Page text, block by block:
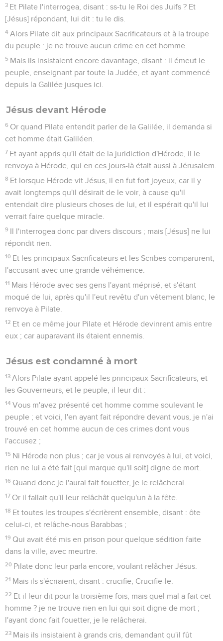
3 Et Pilate l'interrogea, disant : ss-tu le Roi des Juifs ? Et
[Jésus] répondant, lui dit : tu le dis.
4 Alors Pilate dit aux principaux Sacrificateurs et à la troupe
du peuple : je ne trouve aucun crime en cet homme.
5 Mais ils insistaient encore davantage, disant : il émeut le
peuple, enseignant par toute la Judée, et ayant commencé
depuis la Galilée jusques ici.
Jésus devant Hérode
6 Or quand Pilate entendit parler de la Galilée, il demanda si
cet homme était Galiléen.
7 Et ayant appris qu'il était de la juridiction d'Hérode, il le
renvoya à Hérode, qui en ces jours-là était aussi à Jérusalem.
8 Et lorsque Hérode vit Jésus, il en fut fort joyeux, car il y
avait longtemps qu'il désirait de le voir, à cause qu'il
entendait dire plusieurs choses de lui, et il espérait qu'il lui
verrait faire quelque miracle.
9 Il l'interrogea donc par divers discours ; mais [Jésus] ne lui
répondit rien.
10 Et les principaux Sacrificateurs et les Scribes comparurent,
l'accusant avec une grande véhémence.
11 Mais Hérode avec ses gens l'ayant méprisé, et s'étant
moqué de lui, après qu'il l'eut revêtu d'un vêtement blanc, le
renvoya à Pilate.
12 Et en ce même jour Pilate et Hérode devinrent amis entre
eux ; car auparavant ils étaient ennemis.
Jésus est condamné à mort
13 Alors Pilate ayant appelé les principaux Sacrificateurs, et
les Gouverneurs, et le peuple, il leur dit :
14 Vous m'avez présenté cet homme comme soulevant le
peuple ; et voici, l'en ayant fait répondre devant vous, je n'ai
trouvé en cet homme aucun de ces crimes dont vous
l'accusez ;
15 Ni Hérode non plus ; car je vous ai renvoyés à lui, et voici,
rien ne lui a été fait [qui marque qu'il soit] digne de mort.
16 Quand donc je l'aurai fait fouetter, je le relâcherai.
17 Or il fallait qu'il leur relâchât quelqu'un à la fête.
18 Et toutes les troupes s'écrièrent ensemble, disant : ôte
celui-ci, et relâche-nous Barabbas ;
19 Qui avait été mis en prison pour quelque sédition faite
dans la ville, avec meurtre.
20 Pilate donc leur parla encore, voulant relâcher Jésus.
21 Mais ils s'écriaient, disant : crucifie, Crucifie-le.
22 Et il leur dit pour la troisième fois, mais quel mal a fait cet
homme ? je ne trouve rien en lui qui soit digne de mort ;
l'ayant donc fait fouetter, je le relâcherai.
23 Mais ils insistaient à grands cris, demandant qu'il fût